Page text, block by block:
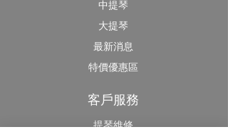
中提琴
大提琴
最新消息
特價優惠區
客戶服務
提琴維修